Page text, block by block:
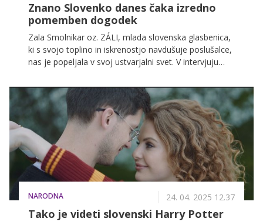
Znano Slovenko danes čaka izredno
pomemben dogodek
Zala Smolnikar oz. ZÁLI, mlada slovenska glasbenica,
ki s svojo toplino in iskrenostjo navdušuje poslušalce,
nas je popeljala v svoj ustvarjalni svet. V intervjuju
ustvarjalnem procesu, poučevanju, novem albumu in
prihajajočem koncertu, ki odseva njeno večletno
glasbeno pot. Spoznajte jo skozi besede, ki izžarevajo
predanost in ljubezen do glasbe.
NARODNA 24. 04. 2025 12.37
Tako je videti slovenski Harry Potter